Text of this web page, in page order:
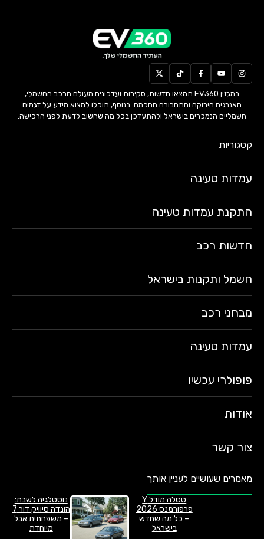
במגזין EV360 תמצאו חדשות, סקירות ועדכונים מעולם הרכב החשמלי,
האנרגיה הירוקה והתחבורה החכמה. בנוסף, תוכלו למצוא מידע על דגמים
חשמליים הנמכרים בישראל ולהתעדכן בכל מה שחשוב לדעת לפני הרכישה.
קטגוריות
עמדות טעינה
התקנת עמדות טעינה
חדשות רכב
חשמל ותקנות בישראל
מבחני רכב
עמדות טעינה
פופולרי עכשיו
אודות
צור קשר
מאמרים שעושיים לעניין אותך
טסלה מודל Y
פרפורמנס 2026
– כל מה שחדש
בישראל
נוסטלגיה לשבת:
הונדה סיוויק דור 7
– משפחתית אבל
מיוחדת